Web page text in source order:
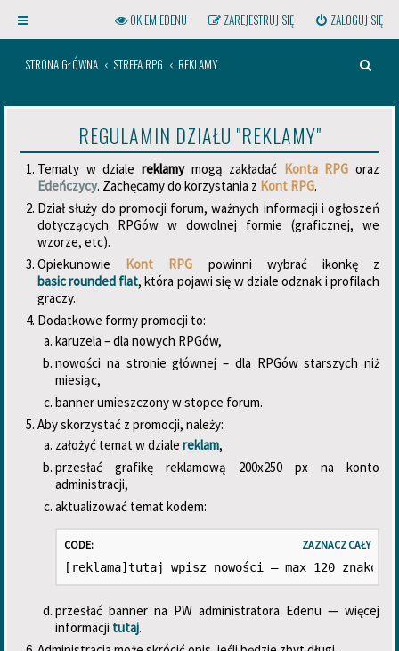
Kliknij na gwint powyższej
żarówki, aby otworzyć menu!
ZALOGUJ SIĘ
ZAREJESTRUJ SIĘ
OKIEM EDENU
STRONA GŁÓWNA STREFA RPG REKLAMY
A
REGULAMIN DZIAŁU "REKLAMY"
Tematy w dziale reklamymogą zakładać Konta RPG oraz
Edeńczycy. Zachęcamy do korzystania z Kont RPG.
Dział służy do promocji forum, ważnych informacji i ogłoszeń
dotyczących RPGów w dowolnej formie (graficznej, we
wzorze, etc).
Opiekunowie Kont RPG powinni wybrać ikonkę z
basic rounded flat, która pojawi się w dziale odznak i profilach
graczy.
Dodatkowe formy promocji to:
karuzela – dla nowych RPGów,
nowości na stronie głównej – dla RPGów starszych niż
miesiąc,
banner umieszczony w stopce forum.
Aby skorzystać z promocji, należy:
założyć temat w dziale reklam,
przesłać grafikę reklamową 200x250 px na konto
administracji,
aktualizować temat kodem:
CODE: ZAZNACZ CAŁY
[reklama]tutaj wpisz nowości – max 120
przesłać banner na PW administratora Edenu — więcej
informacji tutaj.